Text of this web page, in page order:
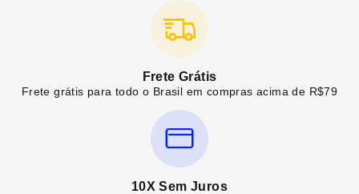
Frete Grátis
Frete grátis para todo o Brasil em compras acima de R$79
10X Sem Juros